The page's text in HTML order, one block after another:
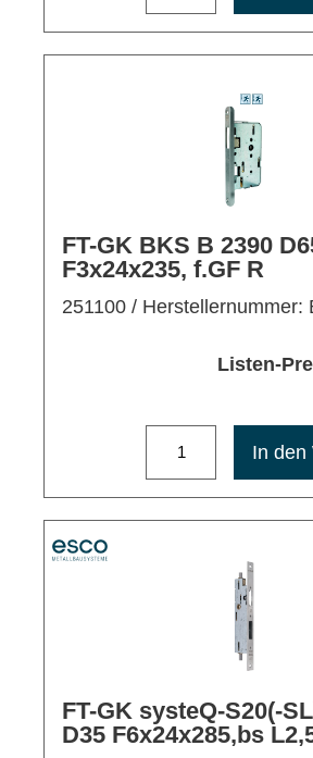
FT-GK BKS B 2390
F3x24x235, f.GF R
251100 / Herstellernummer:
Listen-
In den
FT-GK systeQ-S20(-
D35 F6x24x285,bs